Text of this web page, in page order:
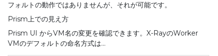
フォルトの動作ではありませんが、それが可能です。
Prism上での見え方
Prism UI からVM名の変更を確認できます。 X-RayのWorker
VMのデフォルトの命名方式は…